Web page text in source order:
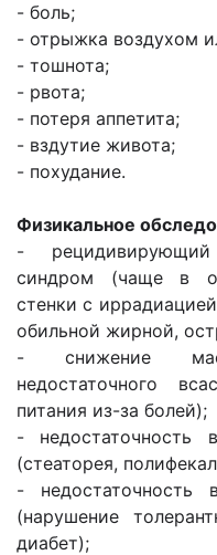
- боль;
- отрыжка воздухом
- тошнота;
- рвота;
- потеря аппетита;
- вздутие живота;
- похудание.
Физикальное
-
синдром (чаще в
стенки с
обильной жирной,
- снижение
недостаточного
питания из-за болей);
- недостаточность
(стеаторея,
- недостаточность
(нарушение
диабет);